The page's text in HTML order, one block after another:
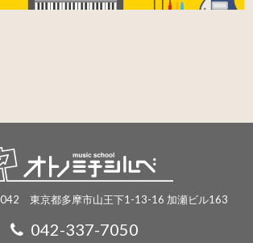
東京都多摩市山王下1-13-16 加瀬ビル163
042-337-7050